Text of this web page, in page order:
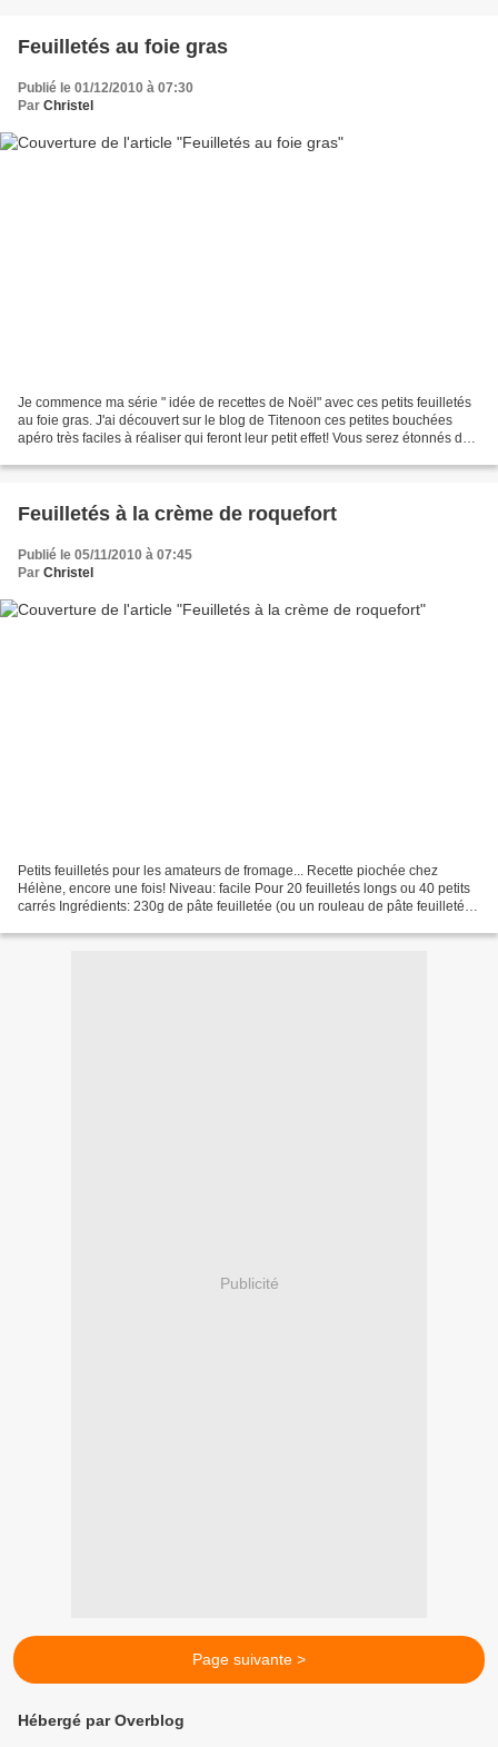
Feuilletés au foie gras
Publié le 01/12/2010 à 07:30
Par Christel
Je commence ma série " idée de recettes de Noël" avec ces petits feuilletés
au foie gras. J'ai découvert sur le blog de Titenoon ces petites bouchées
apéro très faciles à réaliser qui feront leur petit effet! Vous serez étonnés de
Feuilletés à la crème de roquefort
Publié le 05/11/2010 à 07:45
Par Christel
Petits feuilletés pour les amateurs de fromage... Recette piochée chez
Hélène, encore une fois! Niveau: facile Pour 20 feuilletés longs ou 40 petits
carrés Ingrédients: 230g de pâte feuilletée (ou un rouleau de pâte feuilletée
Publicité
Page suivante >
Hébergé par Overblog